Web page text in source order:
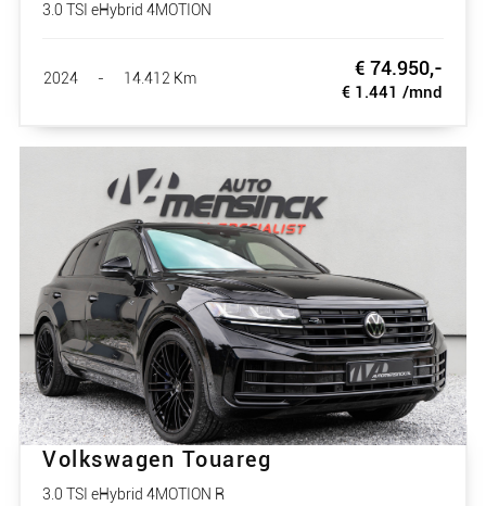
3.0 TSI eHybrid 4MOTION
2024 - 14.412 Km € 74.950,-
€ 1.441 /mnd
Volkswagen Touareg
3.0 TSI eHybrid 4MOTION R